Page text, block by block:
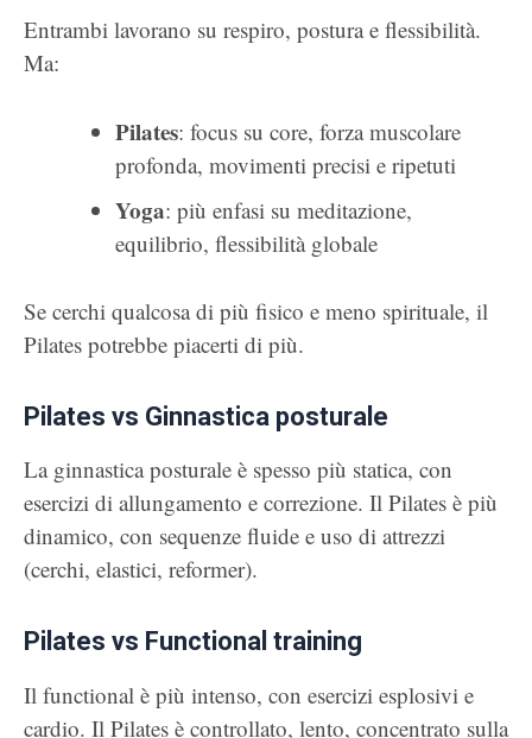
Entrambi lavorano su respiro, postura e flessibilità.
Ma:
Pilates: focus su core, forza muscolare
profonda, movimenti precisi e ripetuti
Yoga: più enfasi su meditazione,
equilibrio, flessibilità globale
Se cerchi qualcosa di più fisico e meno spirituale, il
Pilates potrebbe piacerti di più.
Pilates vs Ginnastica posturale
La ginnastica posturale è spesso più statica, con
esercizi di allungamento e correzione. Il Pilates è più
dinamico, con sequenze fluide e uso di attrezzi
(cerchi, elastici, reformer).
Pilates vs Functional training
Il functional è più intenso, con esercizi esplosivi e
cardio. Il Pilates è controllato, lento, concentrato sulla